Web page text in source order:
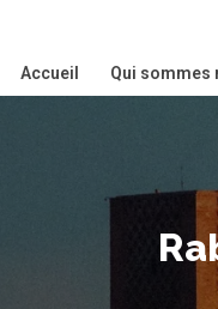
Accueil Qui sommes